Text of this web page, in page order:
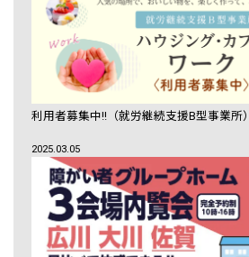
利用者募集中!!（就労継続支援B型事業所）
2025.03.05